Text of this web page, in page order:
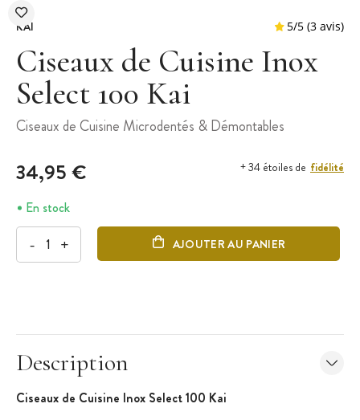
KAI
Ciseaux de Cuisine Inox
Select 100 Kai
Ciseaux de Cuisine Microdentés & Démontables
34,95 € + 34 étoiles de fidélité
En stock
- + AJOUTER AU PANIER
Description
Ciseaux de Cuisine Inox Select 100 Kai